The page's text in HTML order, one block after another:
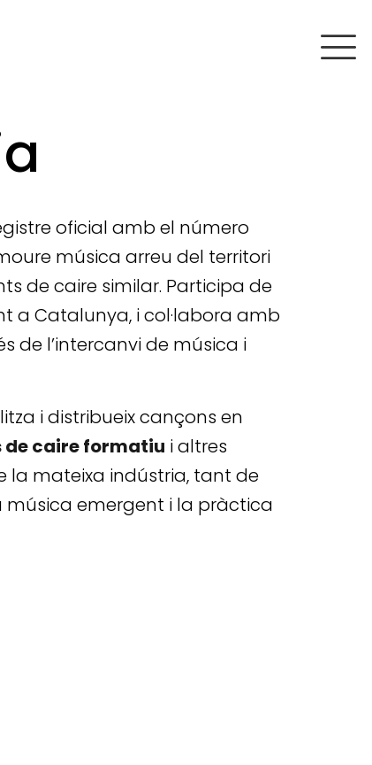
oficial amb el número
música arreu del territori
de caire similar. Participa de
a Catalunya, i col·labora amb
de l’intercanvi de música i
i distribueix cançons en
de caire formatiu i altres
la mateixa indústria, tant de
música emergent i la pràctica